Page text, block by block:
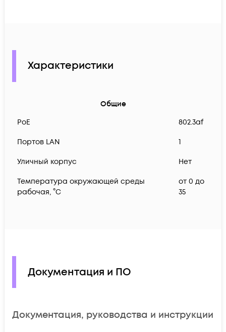
Характеристики
Общие
PoE
802.3af
Портов LAN 1
Уличный корпус Нет
Температура окружающей среды
рабочая, °C
от 0 до
35
Документация и ПО
Документация, руководства и инструкции